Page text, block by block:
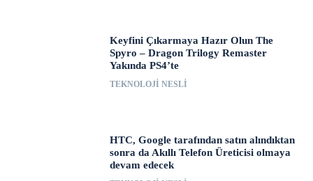
Keyfini Çıkarmaya Hazır Olun The
Spyro – Dragon Trilogy Remaster
Yakında PS4’te
TEKNOLOJI NESLI
HTC, Google tarafından satın alındıktan
sonra da Akıllı Telefon Üreticisi olmaya
devam edecek